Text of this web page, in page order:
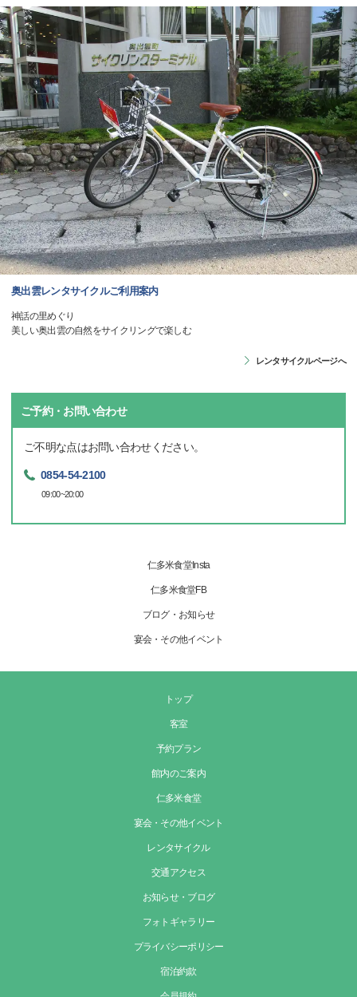
奥出雲レンタサイクルご利用案内
神話の里めぐり
美しい奥出雲の自然をサイクリングで楽しむ
レンタサイクルページへ
ご予約・お問い合わせ
ご不明な点はお問い合わせください。
0854-54-2100
09:00~20:00
仁多米食堂Insta
仁多米食堂FB
ブログ・お知らせ
宴会・その他イベント
トップ
客室
予約プラン
館内のご案内
仁多米食堂
宴会・その他イベント
レンタサイクル
交通アクセス
お知らせ・ブログ
フォトギャラリー
プライバシーポリシー
宿泊約款